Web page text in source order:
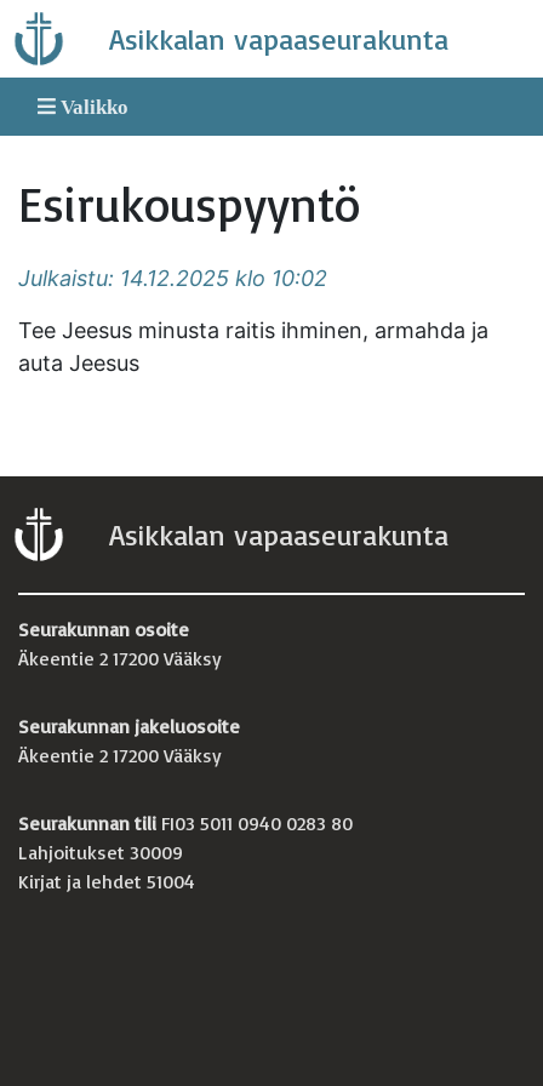
Skip
to
content
Asikkalan vapaaseurakunta
Valikko
Esirukouspyyntö
Julkaistu: 14.12.2025 klo 10:02
Tee Jeesus minusta raitis ihminen, armahda ja
auta Jeesus
Asikkalan vapaaseurakunta
Seurakunnan osoite
Äkeentie 2 17200 Vääksy
Seurakunnan jakeluosoite
Äkeentie 2 17200 Vääksy
Seurakunnan tili FI03 5011 0940 0283 80
Lahjoitukset 30009
Kirjat ja lehdet 51004